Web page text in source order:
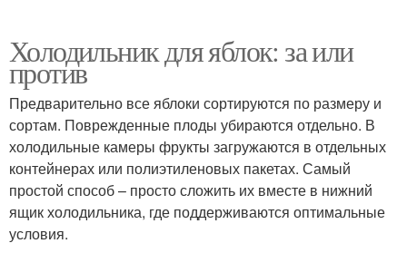
Холодильник для яблок: за или
против
Предварительно все яблоки сортируются по размеру и
сортам. Поврежденные плоды убираются отдельно. В
холодильные камеры фрукты загружаются в отдельных
контейнерах или полиэтиленовых пакетах. Самый
простой способ – просто сложить их вместе в нижний
ящик холодильника, где поддерживаются оптимальные
условия.